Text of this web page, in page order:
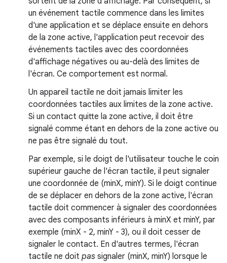
un événement tactile commence dans les limites
d'une application et se déplace ensuite en dehors
de la zone active, l'application peut recevoir des
événements tactiles avec des coordonnées
d'affichage négatives ou au-delà des limites de
l'écran. Ce comportement est normal.
Un appareil tactile ne doit jamais limiter les
coordonnées tactiles aux limites de la zone active.
Si un contact quitte la zone active, il doit être
signalé comme étant en dehors de la zone active ou
ne pas être signalé du tout.
Par exemple, si le doigt de l'utilisateur touche le coin
supérieur gauche de l'écran tactile, il peut signaler
une coordonnée de (minX, minY). Si le doigt continue
de se déplacer en dehors de la zone active, l'écran
tactile doit commencer à signaler des coordonnées
avec des composants inférieurs à minX et minY, par
exemple (minX - 2, minY - 3), ou il doit cesser de
signaler le contact. En d'autres termes, l'écran
tactile ne doit pas signaler (minX, minY) lorsque le